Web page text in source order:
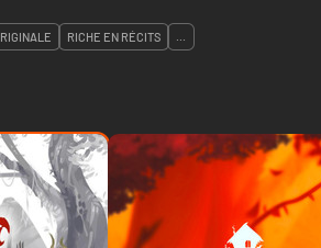
RICHE EN RÉCITS ...